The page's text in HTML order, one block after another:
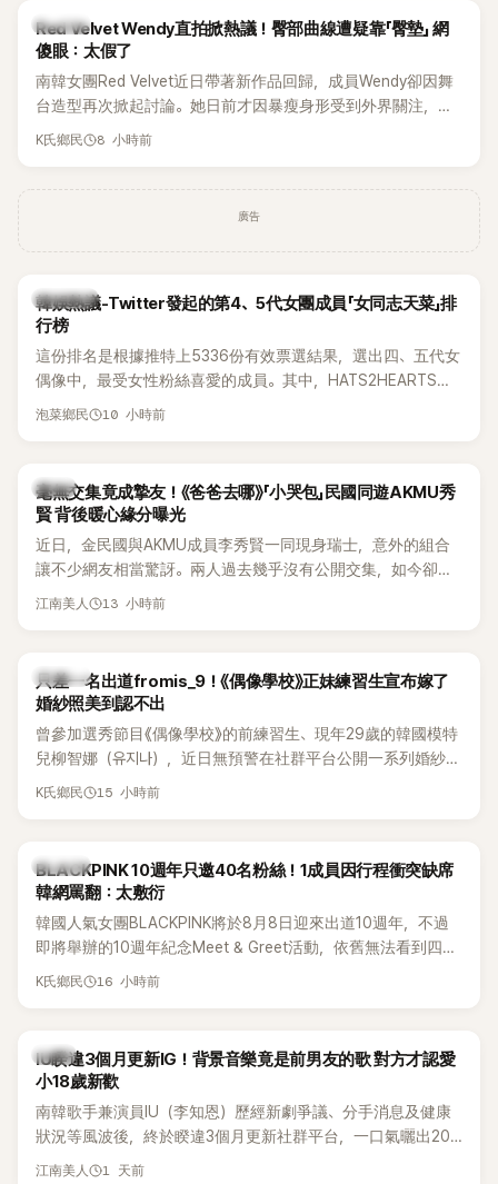
K-POP
Red Velvet Wendy直拍掀熱議！臀部曲線遭疑靠「臀墊」 網
傻眼：太假了
南韓女團Red Velvet近日帶著新作品回歸，成員Wendy卻因舞
台造型再次掀起討論。她日前才因暴瘦身形受到外界關注，又
被質疑在舞台上使用臀墊，如今最新打歌舞台曝光後，再度因
K氏鄉民 8 小時前
廣告
熱議討論
韓娛熱議-Twitter發起的第4、5代女團成員「女同志天菜」排
行榜
這份排名是根據推特上5336份有效票選結果，選出四、五代女
偶像中，最受女性粉絲喜愛的成員。其中，HATS2HEARTS成
員包攬了前三名，展現了她們在女性社群中的高人氣。
泡菜鄉民 10 小時前
韓星
毫無交集竟成摯友！《爸爸去哪》「小哭包」民國同遊AKMU秀
賢 背後暖心緣分曝光
近日，金民國與AKMU成員李秀賢一同現身瑞士，意外的組合
讓不少網友相當驚訝。兩人過去幾乎沒有公開交集，如今卻一
起踏上瑞士之旅，也讓粉絲紛紛好奇：「他們到底是怎麼認識
江南美人 13 小時前
K-POP
只差一名出道fromis_9！《偶像學校》正妹練習生宣布嫁了
婚紗照美到認不出
曾參加選秀節目《偶像學校》的前練習生、現年29歲的韓國模特
兒柳智娜（유지나），近日無預警在社群平台公開一系列婚紗
照，親自宣布即將步入婚姻，消息曝光後讓不少曾追看節目的
K氏鄉民 15 小時前
K-POP
BLACKPINK 10週年只邀40名粉絲！1成員因行程衝突缺席
韓網罵翻：太敷衍
韓國人氣女團BLACKPINK將於8月8日迎來出道10週年，不過
即將舉辦的10週年紀念Meet & Greet活動，依舊無法看到四人
合體。根據韓媒《MyDaily》7日報導，當天將由Jisoo（智秀）、
K氏鄉民 16 小時前
韓星
IU睽違3個月更新IG！背景音樂竟是前男友的歌 對方才認愛
小18歲新歡
南韓歌手兼演員IU（李知恩）歷經新劇爭議、分手消息及健康
狀況等風波後，終於睽違3個月更新社群平台，一口氣曬出20
張近況照，讓大批粉絲又驚又喜。不過，比起照片本身，更引
江南美人 1 天前